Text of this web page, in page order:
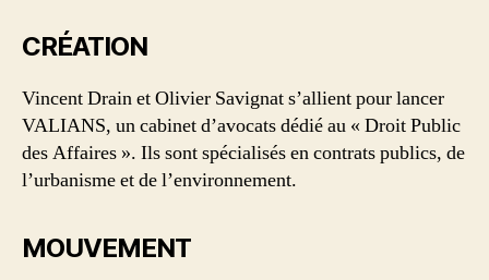
CRÉATION
Vincent Drain et Olivier Savignat s’allient pour lancer
VALIANS, un cabinet d’avocats dédié au « Droit Public
des Affaires ». Ils sont spécialisés en contrats publics, de
l’urbanisme et de l’environnement.
MOUVEMENT